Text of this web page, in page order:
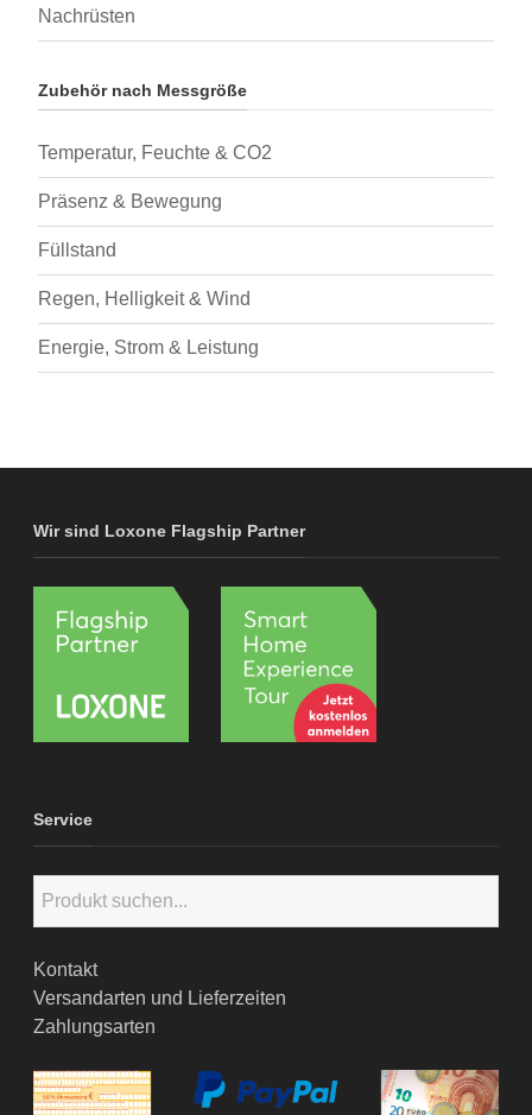
Nachrüsten
Zubehör nach Messgröße
Temperatur, Feuchte & CO2
Präsenz & Bewegung
Füllstand
Regen, Helligkeit & Wind
Energie, Strom & Leistung
Wir sind Loxone Flagship Partner
Service
Kontakt
Versandarten und Lieferzeiten
Zahlungsarten